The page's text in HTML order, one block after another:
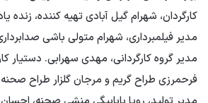
کارگردان، شهرام گیل آبادی تهیه کننده،
مدیر فیلمبرداری، شهرام متولی باشی
مدیر گروه کارگردانی، مهدی سهرابی. دستیار
فرحمرزی طراح گریم و مرجان گلزار طراح